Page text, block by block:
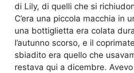
di Lily, di quelli che si
C’era una piccola macchia in
una bottiglietta era colata
l’autunno scorso, e il
sbiadito era quello che
restava qui a dicembre.